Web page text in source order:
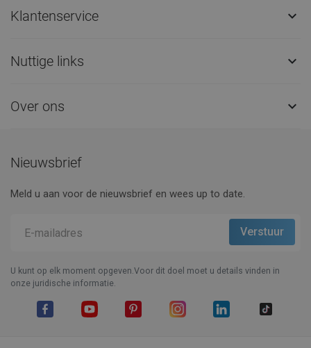
Klantenservice 
Nuttige links 
Over ons 
Nieuwsbrief
Meld u aan voor de nieuwsbrief en wees up to date.
U kunt op elk moment opgeven.Voor dit doel moet u details vinden in
onze juridische informatie.